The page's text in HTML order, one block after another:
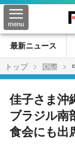
最新ニュース
トップ
国際
佳子さま沖
ブラジル
食会にも出